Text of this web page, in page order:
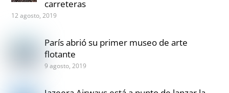
carreteras
12 agosto, 2019
París abrió su primer museo de arte
flotante
9 agosto, 2019